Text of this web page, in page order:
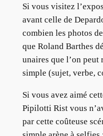
Si vous visitez
avant celle de
combien les photos
que Roland Barthes
unaires que l’on peut
simple (sujet, verbe,
Si vous avez aimé
Pipilotti Rist vous
par cette coûteuse